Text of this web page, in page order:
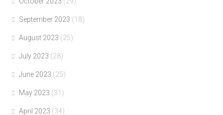
September 2023 (18)
August 2023 (25)
July 2023 (28)
June 2023 (25)
May 2023 (31)
April 2023 (34)